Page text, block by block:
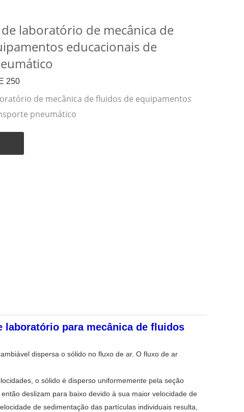
laboratório de mecânica de
educacionais de
250
de mecânica de fluidos de equipamentos
pneumático
laboratório para mecânica de fluidos
dispersa o sólido no fluxo de ar. O fluxo de ar
o sólido é disperso uniformemente pela seção
deslizam para baixo devido à sua maior velocidade de
de sedimentação das partículas individuais resulta,